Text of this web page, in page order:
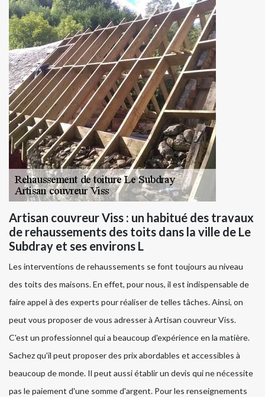
Artisan couvreur Viss : un habitué des travaux
de rehaussements des toits dans la ville de Le
Subdray et ses environs L
Les interventions de rehaussements se font toujours au niveau
des toits des maisons. En effet, pour nous, il est indispensable de
faire appel à des experts pour réaliser de telles tâches. Ainsi, on
peut vous proposer de vous adresser à Artisan couvreur Viss.
C'est un professionnel qui a beaucoup d'expérience en la matière.
Sachez qu'il peut proposer des prix abordables et accessibles à
beaucoup de monde. Il peut aussi établir un devis qui ne nécessite
pas le paiement d'une somme d'argent. Pour les renseignements